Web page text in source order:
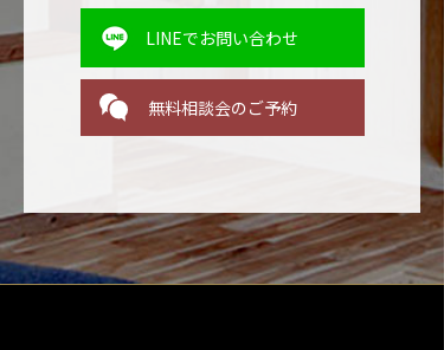
LINEでお問い合わせ
無料相談会のご予約